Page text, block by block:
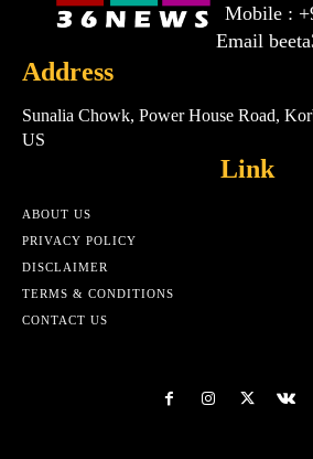
Mobile :
Email
Address
Sunalia Chowk, Power House Road,
US
Link
ABOUT US
PRIVACY POLICY
DISCLAIMER
TERMS & CONDITIONS
CONTACT US